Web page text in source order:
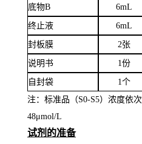
底物B 6mL
终止液 6mL
封板膜 2张
说明书 1份
自封袋 1个
注：标准品（S0-S5）浓度依次
48μmol/L
试剂的准备